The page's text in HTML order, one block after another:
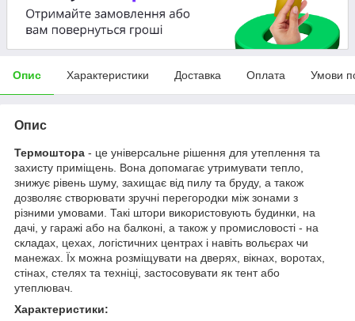
Опис Характеристики Доставка Оплата Умови
Опис
Термоштора - це універсальне рішення для утеплення та
захисту приміщень. Вона допомагає утримувати тепло,
знижує рівень шуму, захищає від пилу та бруду, а також
дозволяє створювати зручні перегородки між зонами з
різними умовами. Такі штори використовують будинки, на
дачі, у гаражі або на балконі, а також у промисловості - на
складах, цехах, логістичних центрах і навіть вольєрах чи
манежах. Їх можна розміщувати на дверях, вікнах, воротах,
стінах, стелях та техніці, застосовувати як тент або
утеплювач.
Характеристики: